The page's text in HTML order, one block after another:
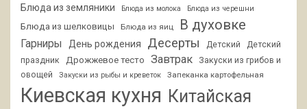
Блюда из земляники Блюда из молока Блюда из черешни
Блюда из шелковицы Блюда из яиц В духовке
Гарниры День рождения Десерты Детский
Детский
праздник
Дрожжевое тесто Завтрак
Закуски из грибов и
овощей
Закуски из рыбы и креветок Запеканка картофельная
Киевская кухня Китайская